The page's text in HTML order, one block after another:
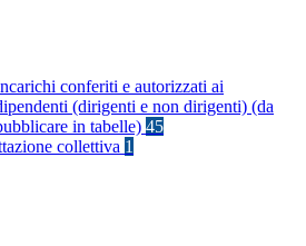
conferiti e autorizzati ai
(dirigenti e non dirigenti) (da
in tabelle) 45
collettiva 1